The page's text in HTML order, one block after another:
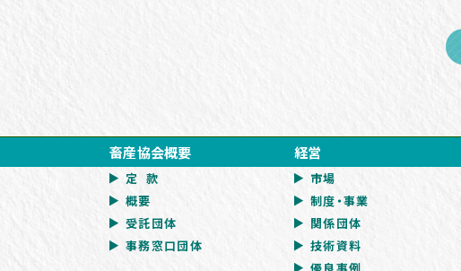
畜産協会概要
定 款
概要
受託団体
事務窓口団体
経営
市場
制度・事業
関係団体
技術資料